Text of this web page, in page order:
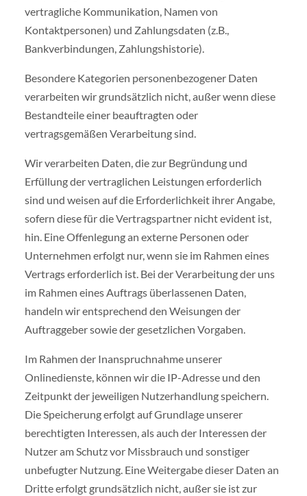
vertragliche Kommunikation, Namen von
Kontaktpersonen) und Zahlungsdaten (z.B.,
Bankverbindungen, Zahlungshistorie).
Besondere Kategorien personenbezogener Daten
verarbeiten wir grundsätzlich nicht, außer wenn diese
Bestandteile einer beauftragten oder
vertragsgemäßen Verarbeitung sind.
Wir verarbeiten Daten, die zur Begründung und
Erfüllung der vertraglichen Leistungen erforderlich
sind und weisen auf die Erforderlichkeit ihrer Angabe,
sofern diese für die Vertragspartner nicht evident ist,
hin. Eine Offenlegung an externe Personen oder
Unternehmen erfolgt nur, wenn sie im Rahmen eines
Vertrags erforderlich ist. Bei der Verarbeitung der uns
im Rahmen eines Auftrags überlassenen Daten,
handeln wir entsprechend den Weisungen der
Auftraggeber sowie der gesetzlichen Vorgaben.
Im Rahmen der Inanspruchnahme unserer
Onlinedienste, können wir die IP-Adresse und den
Zeitpunkt der jeweiligen Nutzerhandlung speichern.
Die Speicherung erfolgt auf Grundlage unserer
berechtigten Interessen, als auch der Interessen der
Nutzer am Schutz vor Missbrauch und sonstiger
unbefugter Nutzung. Eine Weitergabe dieser Daten an
Dritte erfolgt grundsätzlich nicht, außer sie ist zur